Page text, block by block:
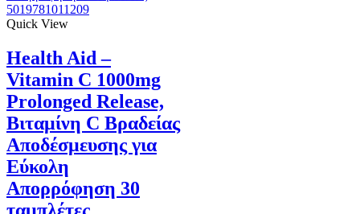
5019781011209
Quick View
Health Aid –
Vitamin C 1000mg
Prolonged Release,
Βιταμίνη C Βραδείας
Αποδέσμευσης για
Εύκολη
Απορρόφηση 30